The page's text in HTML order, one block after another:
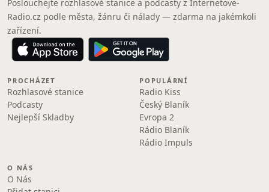
Poslouchejte rozhlasové stanice a podcasty z Internetove-
Radio.cz podle města, žánru či nálady — zdarma na jakémkoli
zařízení.
PROCHÁZET
Rozhlasové stanice
Podcasty
Nejlepší Skladby
POPULÁRNÍ
Radio Kiss
Český Blaník
Evropa 2
Rádio Blaník
Rádio Impuls
O NÁS
O Nás